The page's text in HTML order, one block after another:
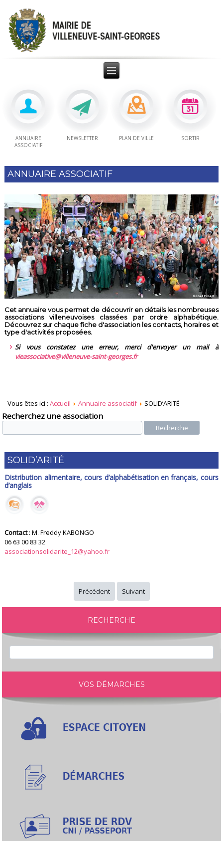
ANNUAIRE
ASSOCIATIF
NEWSLETTER PLAN DE VILLE SORTIR
ANNUAIRE ASSOCIATIF
Cet annuaire vous permet de découvrir en détails les nombreuses
associations villeneuvoises classées par ordre alphabétique.
Découvrez sur chaque fiche d'association les contacts, horaires et
type d'activités proposées.
Si vous constatez une erreur, merci d'envoyer un mail à
vieassociative@villeneuve-saint-georges.fr
Vous êtes ici :Accueil Annuaire associatif SOLID’ARITÉ
Recherchez une association
Recherche
SOLID’ARITÉ
Distribution alimentaire, cours d’alphabétisation en français, cours
d’anglais
Contact: M. Freddy KABONGO
06 63 00 83 32
associationsolidarite_12@yahoo.fr
Précédent Suivant
RECHERCHE
VOS DÉMARCHES